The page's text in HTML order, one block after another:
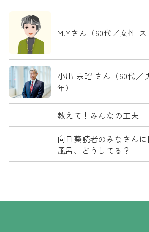
M.Yさん（60代／女性 ス
小出 宗昭 さん（60代／
年）
教えて！みんなの工夫
向日葵読者のみなさん
風呂、どうしてる？